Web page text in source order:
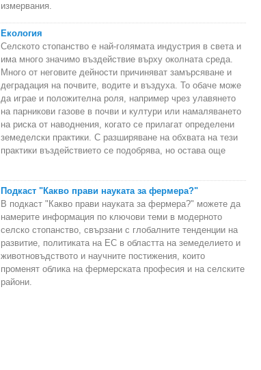
измервания.
Екология
Селското стопанство е най-голямата индустрия в света и
има много значимо въздействие върху околната среда.
Много от неговите дейности причиняват замърсяване и
деградация на почвите, водите и въздуха. То обаче може
да играе и положителна роля, например чрез улавянето
на парникови газове в почви и култури или намаляването
на риска от наводнения, когато се прилагат определени
земеделски практики. С разширяване на обхвата на тези
практики въздействието се подобрява, но остава още
Подкаст "Какво прави науката за фермера?"
В подкаст "Какво прави науката за фермера?" можете да
намерите информация по ключови теми в модерното
селско стопанство, свързани с глобалните тенденции на
развитие, политиката на ЕС в областта на земеделието и
животновъдството и научните постижения, които
променят облика на фермерската професия и на селските
райони.